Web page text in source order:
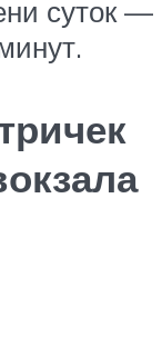
суток —